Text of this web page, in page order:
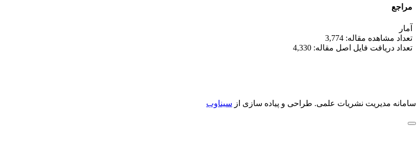
مراجع
آمار
تعداد مشاهده مقاله: 3,774
تعداد دریافت فایل اصل مقاله: 4,330
سامانه مدیریت نشریات علمی. طراحی و پیاده سازی از سیناوب